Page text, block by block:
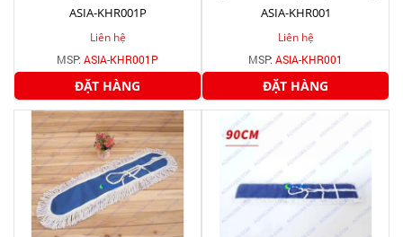
ASIA-KHR001P
Liên hệ
MSP: ASIA-KHR001P
ĐẶT HÀNG
ASIA-KHR001
Liên hệ
MSP: ASIA-KHR001
ĐẶT HÀNG